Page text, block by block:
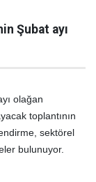
Şubat ayı
olağan
toplantının
sektörel
bulunuyor.